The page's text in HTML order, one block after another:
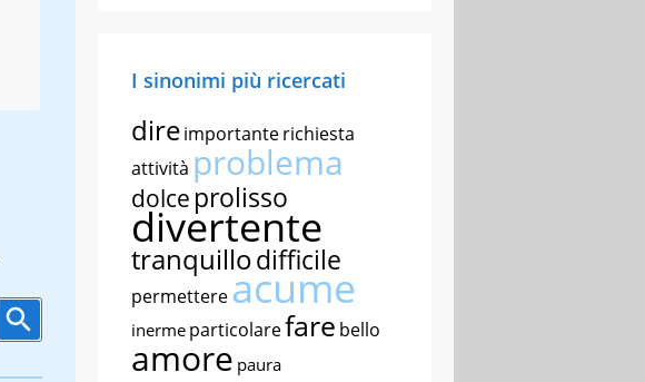
I sinonimi più ricercati
direimportanterichiesta
attività problema
dolce prolisso
divertente
tranquillodifficile
permettereacume
inerme particolarefare bello
amore paura